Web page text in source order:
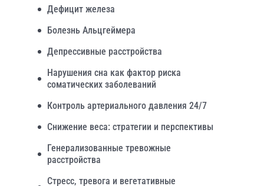
Дефицит железа
Болезнь Альцгеймера
Депрессивные расстройства
Нарушения сна как фактор риска
соматических заболеваний
Контроль артериального давления 24/7
Снижение веса: стратегии и перспективы
Генерализованные тревожные
расстройства
Стресс, тревога и вегетативные